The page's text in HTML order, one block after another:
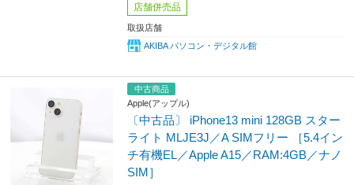
店舗併売品
取扱店舗
AKIBA パソコン・デジタル館
中古商品
Apple(アップル)
〔中古品〕 iPhone13 mini 128GB スター
ライト MLJE3J／A SIMフリー ［5.4イン
チ有機EL／Apple A15／RAM:4GB／ナノ
SIM］